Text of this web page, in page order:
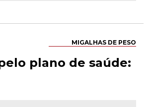
MIGALHAS DE PESO
plano de saúde: